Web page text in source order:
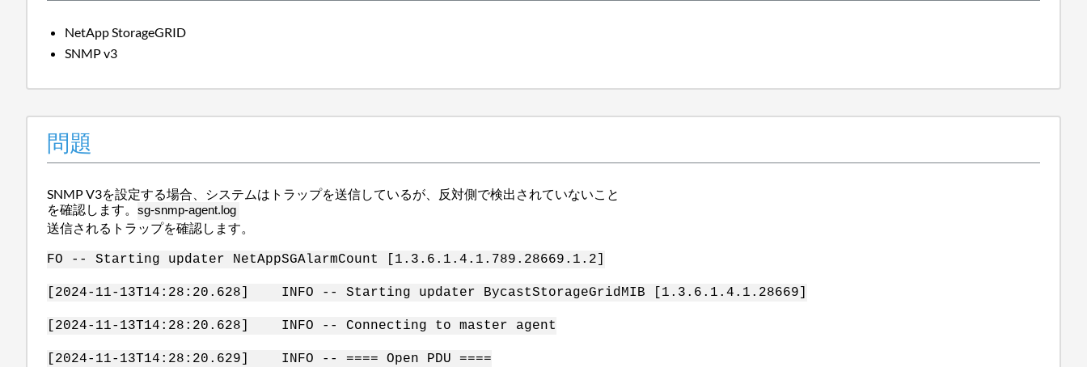
NetApp StorageGRID
SNMP v3
問題
SNMP V3を設定する場合、システムはトラップを送信しているが、反対側で検出されていないこと
を確認します。 sg-snmp-agent.log
送信されるトラップを確認します。
FO -- Starting updater NetAppSGAlarmCount [1.3.6.1.4.1.789.28669.1.2]
[2024-11-13T14:28:20.628] INFO -- Starting updater BycastStorageGridMIB [1.3.6.1.4.1.28669]
[2024-11-13T14:28:20.628] INFO -- Connecting to master agent
[2024-11-13T14:28:20.629] INFO -- ==== Open PDU ====